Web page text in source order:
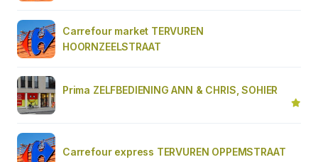
Carrefour market TERVUREN
HOORNZEELSTRAAT
Prima ZELFBEDIENING ANN & CHRIS, SOHIER
Carrefour express TERVUREN OPPEMSTRAAT